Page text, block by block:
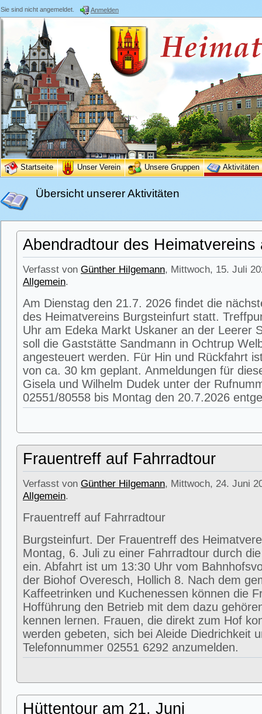
Sie sind nicht angemeldet. Anmelden
Startseite Unser Verein Unsere Gruppen Aktivitäten
Übersicht unserer Aktivitäten
Abendradtour des Heimatvereins
Verfasst von Günther Hilgemann, Mittwoch, 15. Juli
Allgemein.
Am Dienstag den 21.7. 2026 findet die
des Heimatvereins Burgsteinfurt statt.
Uhr am Edeka Markt Uskaner an der Leerer
soll die Gaststätte Sandmann in Ochtrup
angesteuert werden. Für Hin und Rückfahrt
von ca. 30 km geplant. Anmeldungen für
Gisela und Wilhelm Dudek unter der
02551/80558 bis Montag den 20.7.2026
Frauentreff auf Fahrradtour
Verfasst von Günther Hilgemann, Mittwoch, 24. Juni
Allgemein.
Frauentreff auf Fahrradtour
Burgsteinfurt. Der Frauentreff des
Montag, 6. Juli zu einer Fahrradtour durch
ein. Abfahrt ist um 13:30 Uhr vom
der Biohof Overesch, Hollich 8. Nach dem
Kaffeetrinken und Kuchenessen können die
Hofführung den Betrieb mit dem dazu
kennen lernen. Frauen, die direkt zum Hof
werden gebeten, sich bei Aleide Diedrichkeit
Telefonnummer 02551 6292 anzumelden.
Hüttentour am 21. Juni